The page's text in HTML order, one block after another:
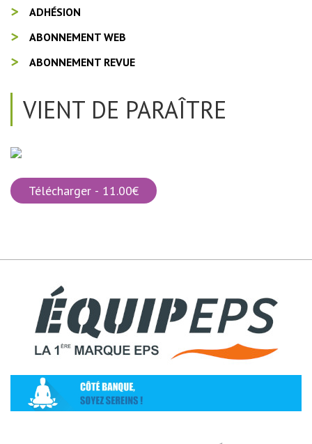
ADHÉSION
ABONNEMENT WEB
ABONNEMENT REVUE
VIENT DE PARAÎTRE
Télécharger - 11.00€